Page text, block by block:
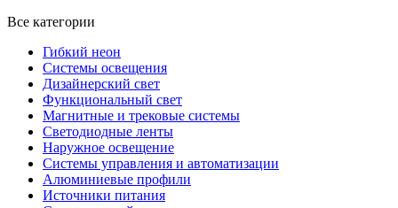
Все категории
Гибкий неон
Системы освещения
Дизайнерский свет
Функциональный свет
Магнитные и трековые системы
Светодиодные ленты
Наружное освещение
Системы управления и автоматизации
Алюминиевые профили
Источники питания